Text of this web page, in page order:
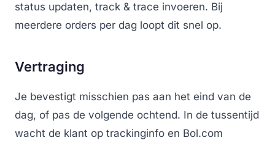
status updaten, track & trace invoeren. Bij
meerdere orders per dag loopt dit snel op.
Vertraging
Je bevestigt misschien pas aan het eind van de
dag, of pas de volgende ochtend. In de tussentijd
wacht de klant op trackinginfo en Bol.com